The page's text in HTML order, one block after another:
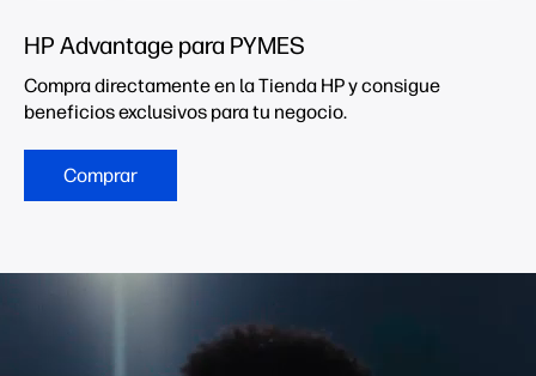
HP Advantage para PYMES
Compra directamente en la Tienda HP y consigue
beneficios exclusivos para tu negocio.
Comprar